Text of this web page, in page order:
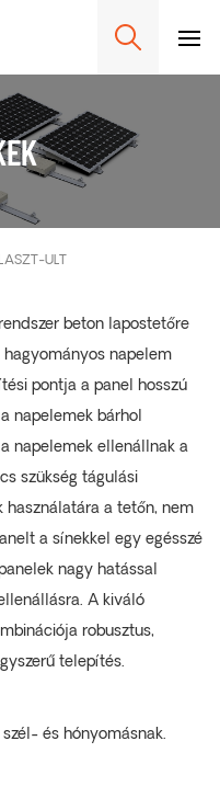
ULT
beton lapostetőre
napelem
pontja a panel hosszú
napelemek bárhol
napelemek ellenállnak a
szükség tágulási
használatára a tetőn, nem
a sínekkel egy egésszé
nagy hatással
A kiváló
robusztus,
telepítés.
és hónyomásnak.